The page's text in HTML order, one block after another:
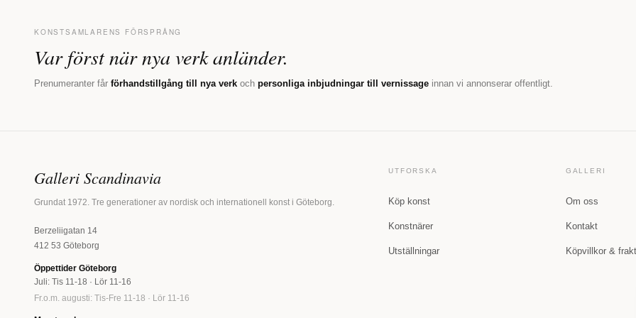
KONSTSAMLARENS FÖRSPRÅNG
Var först när nya verk anländer.
Prenumeranter får förhandstillgång till nya verk och personliga inbjudningar till vernissage innan vi annonserar offentligt.
Galleri Scandinavia
Grundat 1972. Tre generationer av nordisk och internationell konst i Göteborg.
Berzeliigatan 14
412 53 Göteborg
Öppettider Göteborg
Juli: Tis 11-18 · Lör 11-16
Fr.o.m. augusti: Tis-Fre 11-18 · Lör 11-16
UTFORSKA
Köp konst
Konstnärer
Utställningar
GALLERI
Om oss
Kontakt
Köpvillkor & frakt